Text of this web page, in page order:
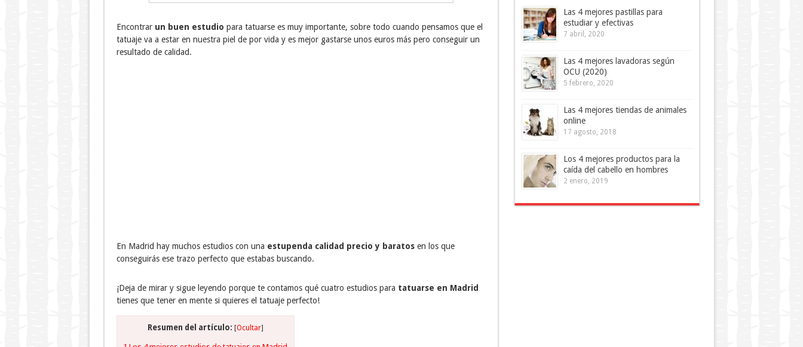
Encontrar un buen estudio para tatuarse es muy importante, sobre todo cuando pensamos que el
tatuaje va a estar en nuestra piel de por vida y es mejor gastarse unos euros más pero conseguir un
resultado de calidad.
En Madrid hay muchos estudios con una estupenda calidad precio y baratosen los que
conseguirás ese trazo perfecto que estabas buscando.
¡Deja de mirar y sigue leyendo porque te contamos qué cuatro estudios para tatuarse en Madrid
tienes que tener en mente si quieres el tatuaje perfecto!
Resumen del artículo: [Ocultar]
Las 4 mejores pastillas para
estudiar y efectivas
7 abril, 2020
Las 4 mejores lavadoras según
OCU (2020)
5 febrero, 2020
Las 4 mejores tiendas de animales
online
17 agosto, 2018
Los 4 mejores productos para la
caída del cabello en hombres
2 enero, 2019